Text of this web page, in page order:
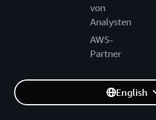
von
Analysten
AWS-
Partner
English